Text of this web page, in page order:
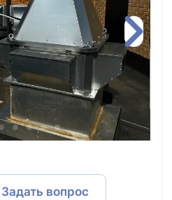
Задать вопрос